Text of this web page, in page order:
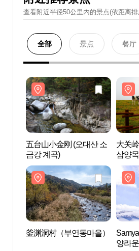
查看附近半径50公里內的景点(依距离排
全部 景点 餐厅
五台山小金刚 (오대산 소
금강 계곡)
大关
삼양
釜渊洞村（부연동마을）
양라운